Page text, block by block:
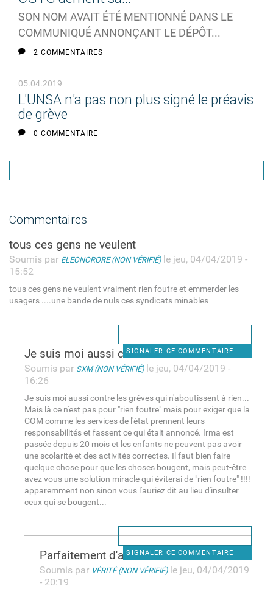
SON NOM AVAIT ÉTÉ MENTIONNÉ DANS LE
COMMUNIQUÉ ANNONÇANT LE DÉPÔT...
2 COMMENTAIRES
05.04.2019
L'UNSA n'a pas non plus signé le préavis
de grève
0 COMMENTAIRE
Commentaires
tous ces gens ne veulent
Soumis par ELEONORORE (NON VÉRIFIÉ)le jeu, 04/04/2019 -
15:52
tous ces gens ne veulent vraiment rien foutre et emmerder les
usagers ....une bande de nuls ces syndicats minables
SIGNALER CE COMMENTAIRE
Je suis moi aussi contre les
Soumis par SXM (NON VÉRIFIÉ)le jeu, 04/04/2019 -
16:26
Je suis moi aussi contre les grèves qui n'aboutissent à rien...
Mais là ce n'est pas pour "rien foutre" mais pour exiger que la
COM comme les services de l'état prennent leurs
responsabilités et fassent ce qui était annoncé. Irma est
passée depuis 20 mois et les enfants ne peuvent pas avoir
une scolarité et des activités correctes. Il faut bien faire
quelque chose pour que les choses bougent, mais peut-être
avez vous une solution miracle qui éviterai de "rien foutre" !!!!
apparemment non sinon vous l'auriez dit au lieu d'insulter
ceux qui se bougent...
SIGNALER CE COMMENTAIRE
Parfaitement d'accord avec
Soumis par VÉRITÉ (NON VÉRIFIÉ)le jeu, 04/04/2019
- 20:19